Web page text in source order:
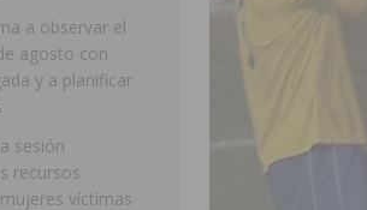
El Hospital Vega Baja disminuye desde
]
La Policía Local de Rojales pone a
] Bigastro celebra hoy el tercer día de
a observar el
agosto con
y a planificar
sesión
recursos
víctimas